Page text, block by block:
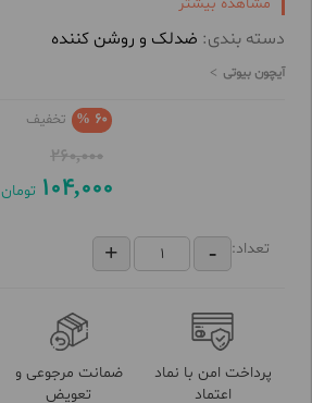
از بین برنده بوی بد بدن
دسته بندی: ضدلک و روشن کننده
آیچون بیوتی
60 % تخفیف
260,000
104,000 تومان
تعداد:
پرداخت امن با نماد
اعتماد
ضمانت مرجوعی و
تعویض